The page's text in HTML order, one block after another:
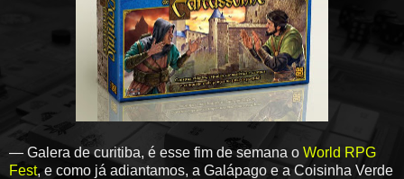
— Galera de curitiba, é esse fim de semana o World RPG
Fest, e como já adiantamos, a Galápago e a Coisinha Verde